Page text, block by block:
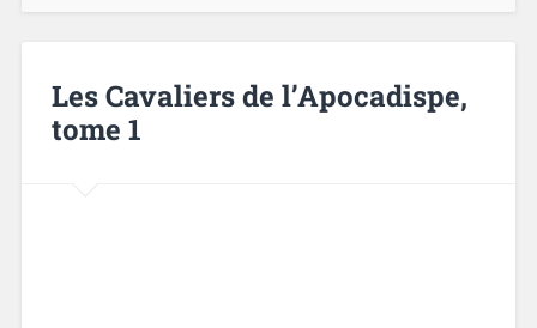
Les Cavaliers de l’Apocadispe,
tome 1